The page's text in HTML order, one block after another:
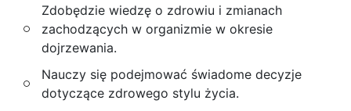
Zdobędzie wiedzę o zdrowiu i zmianach
zachodzących w organizmie w okresie
dojrzewania.
Nauczy się podejmować świadome decyzje
dotyczące zdrowego stylu życia.